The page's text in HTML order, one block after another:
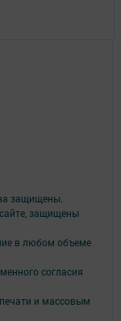
защищены.
защищены
в любом объеме
согласия
и массовым